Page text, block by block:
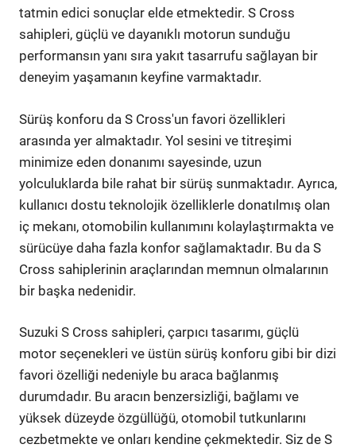
tatmin edici sonuçlar elde etmektedir. S Cross
sahipleri, güçlü ve dayanıklı motorun sunduğu
performansın yanı sıra yakıt tasarrufu sağlayan bir
deneyim yaşamanın keyfine varmaktadır.
Sürüş konforu da S Cross'un favori özellikleri
arasında yer almaktadır. Yol sesini ve titreşimi
minimize eden donanımı sayesinde, uzun
yolculuklarda bile rahat bir sürüş sunmaktadır. Ayrıca,
kullanıcı dostu teknolojik özelliklerle donatılmış olan
iç mekanı, otomobilin kullanımını kolaylaştırmakta ve
sürücüye daha fazla konfor sağlamaktadır. Bu da S
Cross sahiplerinin araçlarından memnun olmalarının
bir başka nedenidir.
Suzuki S Cross sahipleri, çarpıcı tasarımı, güçlü
motor seçenekleri ve üstün sürüş konforu gibi bir dizi
favori özelliği nedeniyle bu araca bağlanmış
durumdadır. Bu aracın benzersizliği, bağlamı ve
yüksek düzeyde özgüllüğü, otomobil tutkunlarını
cezbetmekte ve onları kendine çekmektedir. Siz de S